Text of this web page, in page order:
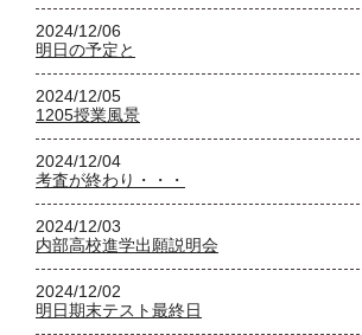
2024/12/06
明日の予定と
2024/12/05
1205授業風景
2024/12/04
考査が終わり・・・
2024/12/03
内部高校進学出願説明会
2024/12/02
明日期末テスト最終日